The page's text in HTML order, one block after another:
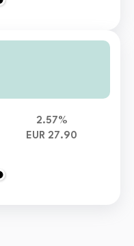
2.57%
EUR 27.90